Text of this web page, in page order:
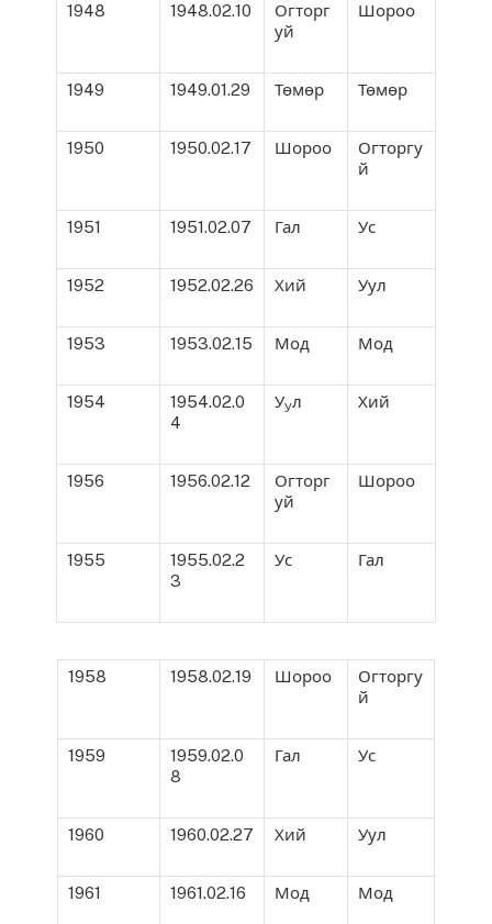
1948 1948.02.10
Огторг
уй
Шороо
1949 1949.01.29 Төмөр Төмөр
1950 1950.02.17 Шороо
Огторгу
й
1951 1951.02.07 Гал Ус
1952 1952.02.26 Хий Уул
1953 1953.02.15 Мод Мод
1954
1954.02.0
4
УУл Хий
1956 1956.02.12
Огторг
уй
Шороо
1955
1955.02.2
3
Ус Гал
1958 1958.02.19 Шороо
Огторгу
й
1959
1959.02.0
8
Гал Ус
1960 1960.02.27 Хий Уул
1961 1961.02.16 Мод Мод